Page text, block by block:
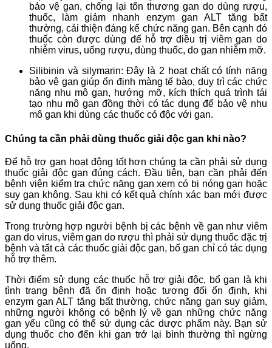
bảo vệ gan, chống lại tổn thương gan do dùng rượu,
thuốc, làm giảm nhanh enzym gan ALT tăng bất
thường, cải thiện đáng kể chức năng gan. Bên cạnh đó
thuốc còn được dùng để hỗ trợ điều trị viêm gan do
nhiễm virus, uống rượu, dùng thuốc, do gan nhiễm mỡ.
Silibinin và silymarin: Đây là 2 hoạt chất có tính năng
bảo vệ gan giúp ổn định màng tế bào, duy trì các chức
năng nhu mô gan, hướng mỡ, kích thích quá trình tái
tạo nhu mô gan đồng thời có tác dụng để bảo vệ nhu
mô gan khi dùng các thuốc có độc với gan.
Chúng ta cần phải dùng thuốc giải độc gan khi nào?
Để hỗ trợ gan hoạt động tốt hơn chúng ta cần phải sử dụng
thuốc giải độc gan đúng cách. Đầu tiên, bạn cần phải đến
bệnh viện kiểm tra chức năng gan xem có bị nóng gan hoặc
suy gan không. Sau khi có kết quả chính xác bạn mới được
sử dụng thuốc giải độc gan.
Trong trường hợp người bệnh bị các bệnh về gan như viêm
gan do virus, viêm gan do rượu thì phải sử dụng thuốc đặc trị
bệnh và tất cả các thuốc giải độc gan, bổ gan chỉ có tác dụng
hỗ trợ thêm.
Thời điểm sử dụng các thuốc hỗ trợ giải độc, bổ gan là khi
tình trạng bệnh đã ổn định hoặc tương đối ổn định, khi
enzym gan ALT tăng bất thường, chức năng gan suy giảm,
những người không có bệnh lý về gan những chức năng
gan yếu cũng có thể sử dụng các dược phẩm này. Bạn sử
dụng thuốc cho đến khi gan trở lại bình thường thì ngừng
uống.